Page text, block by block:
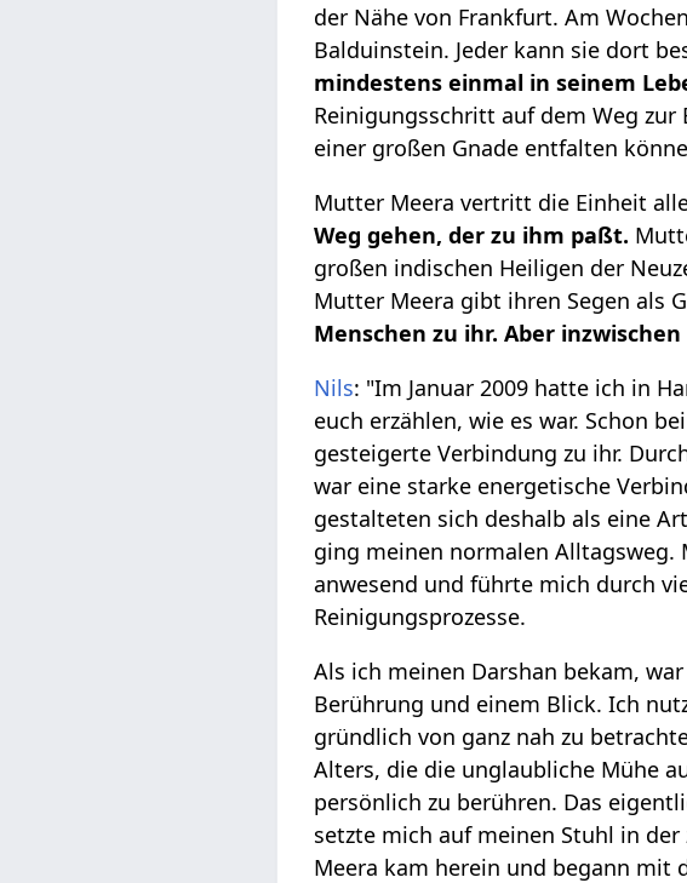
der Nähe von Frankfurt. Am
Balduinstein. Jeder kann sie dort
mindestens einmal in seinem
Reinigungsschritt auf dem Weg
einer großen Gnade entfalten
Mutter Meera vertritt die Einheit
Weg gehen, der zu ihm paßt.
großen indischen Heiligen der
Mutter Meera gibt ihren Segen als
Menschen zu ihr. Aber
Nils: "Im Januar 2009 hatte ich in
euch erzählen, wie es war. Schon
gesteigerte Verbindung zu ihr.
war eine starke energetische
gestalteten sich deshalb als eine
ging meinen normalen Alltagsweg.
anwesend und führte mich durch
Reinigungsprozesse.
Als ich meinen Darshan bekam,
Berührung und einem Blick. Ich
gründlich von ganz nah zu
Alters, die die unglaubliche Mühe
persönlich zu berühren. Das
setzte mich auf meinen Stuhl in
Meera kam herein und begann mit